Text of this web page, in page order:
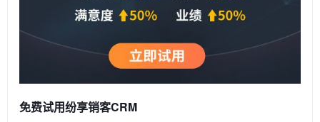
免费试用纷享销客CRM